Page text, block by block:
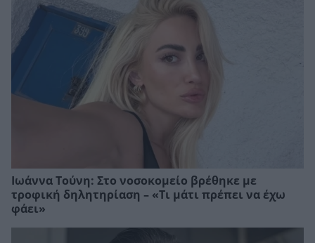
Ιωάννα Τούνη: Στο νοσοκομείο βρέθηκε με
τροφική δηλητηρίαση – «Τι μάτι πρέπει να έχω
φάει»